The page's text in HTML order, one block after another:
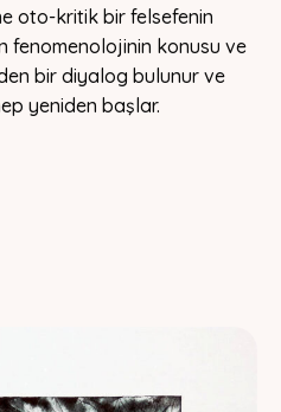
oto-kritik bir felsefenin
fenomenolojinin konusu ve
bir diyalog bulunur ve
yeniden başlar.